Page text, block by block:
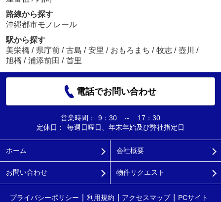
路線から探す
沖縄都市モノレール
駅から探す
美栄橋 / 県庁前 / 古島 / 安里 / おもろまち / 牧志 / 壺川
/
旭橋 / 浦添前田 / 首里
電話でお問い合わせ
営業時間：
9：30 ～ 17：30
定休日：
毎週日曜日、年末年始及び弊社指定日
ホーム 会社概要
お問い合わせ 物件リクエスト
プライバシーポリシー 利用規約 アクセスマップ PCサイト